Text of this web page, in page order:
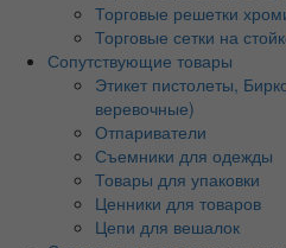
Торговые решетки
Торговые сетки на
Сопутствующие товары
Этикет пистолеты,
веревочные)
Отпариватели
Съемники для одежды
Товары для упаковки
Ценники для товаров
Цепи для вешалок